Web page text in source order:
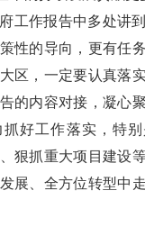
工作报告中多处讲
性的导向，更有任
区，一定要认真落
的内容对接，凝心
抓好工作落实，特
狠抓重大项目建设
展、全方位转型中